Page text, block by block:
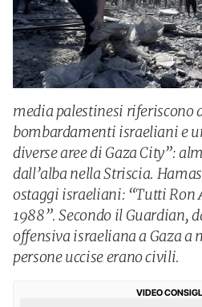
media palestinesi riferiscono
bombardamenti israeliani e
diverse aree di Gaza City”:
dall’alba nella Striscia.
ostaggi israeliani: “Tutti Ron
1988”. Secondo il Guardian,
offensiva israeliana a Gaza a
persone uccise erano civili.
VIDEO